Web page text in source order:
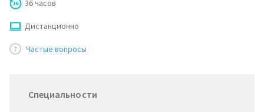
36 часов
Дистанционно
Частые вопросы
Специальности